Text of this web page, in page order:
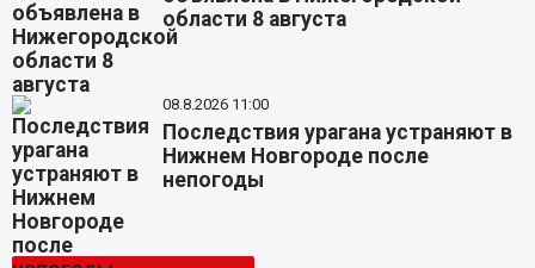
области 8 августа
08.8.2026 11:00
Последствия урагана устраняют в
Нижнем Новгороде после
непогоды